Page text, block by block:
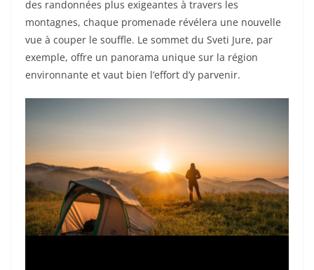
des randonnées plus exigeantes à travers les
montagnes, chaque promenade révélera une nouvelle
vue à couper le souffle. Le sommet du Sveti Jure, par
exemple, offre un panorama unique sur la région
environnante et vaut bien l’effort d’y parvenir.